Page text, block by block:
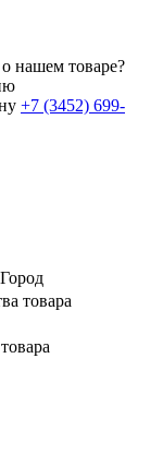
нашем товаре?
+7 (3452) 699-
Город
товара